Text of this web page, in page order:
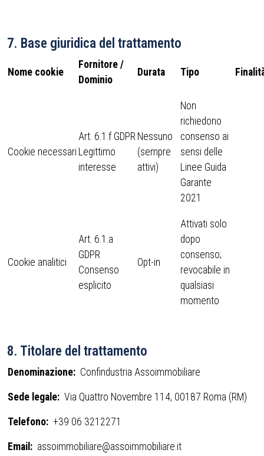
7. Base giuridica del trattamento
Nome cookie
Fornitore /
Dominio
Durata Tipo
Cookie necessari
Art. 6.1.f GDPR
Legittimo
interesse
Nessuno
(sempre
attivi)
Non
richiedono
consenso ai
sensi delle
Linee Guida
Garante
2021
Cookie analitici
Art. 6.1.a
GDPR
Consenso
esplicito
Opt-in
Attivati solo
dopo
consenso;
revocabile in
qualsiasi
momento
8. Titolare del trattamento
Denominazione: Confindustria Assoimmobiliare
Sede legale: Via Quattro Novembre 114, 00187 Roma (RM)
Telefono: +39 06 3212271
Email: assoimmobiliare@assoimmobiliare.it